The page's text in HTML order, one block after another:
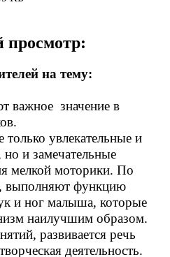
просмотр:
на тему:
важное значение в
увлекательные и
и замечательные
мелкой моторики. По
выполняют функцию
и ног малыша, которые
наилучшим образом.
развивается речь
деятельность.